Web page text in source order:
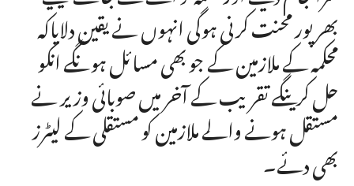
بھرپور محنت کرنی ہوگی انہوں نے یقین دلایاکہ
محکمہ کے ملازمین کے جو بھی مسائل ہونگے انکو
حل کرینگے تقریب کے آخر میں صوبائی وزیر نے
مستقل ہونے والے ملازمین کو مستقلی کے لیٹرز
بھی دئے۔